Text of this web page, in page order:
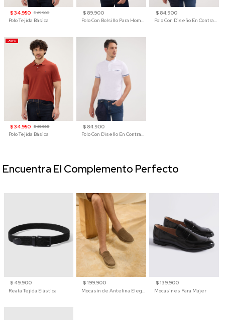
$ 34.950 $ 69.900
Polo Tejida Básica
$ 89.900
Polo Con Bolsillo Para Hombre
$ 84.900
Polo Con Diseño En Contraste
-50%
$ 34.950 $ 69.900
Polo Tejida Básica
$ 84.900
Polo Con Diseño En Contraste
$ 49.900
Reata Tejida Elástica
$ 199.900
Mocasín de Antelina Elegante con Suela de Contraste Para Hombre
$ 139.900
Mocasines Para Mujer
Encuentra El Complemento Perfecto